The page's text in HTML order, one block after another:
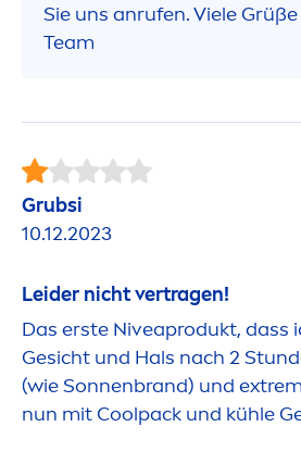
Sie uns anrufen. Viele
Team
Grubsi
10.12.2023
Leider nicht vertragen!
Das erste Niveaprodukt, dass
Gesicht und Hals nach 2
(wie Sonnenbrand) und
nun mit Coolpack und kühle